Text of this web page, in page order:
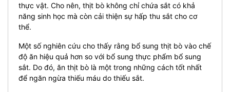
thực vật. Cho nên, thịt bò không chỉ chứa sắt có khả
năng sinh học mà còn cải thiện sự hấp thu sắt cho cơ
thể.
Một số nghiên cứu cho thấy rằng bổ sung thịt bò vào chế
độ ăn hiệu quả hơn so với bổ sung thực phẩm bổ sung
sắt. Do đó, ăn thịt bò là một trong những cách tốt nhất
để ngăn ngừa thiếu máu do thiếu sắt.